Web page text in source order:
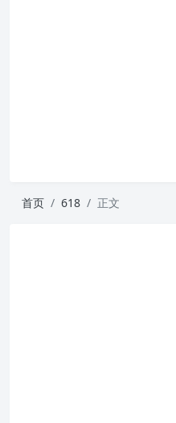
首页 618 正文